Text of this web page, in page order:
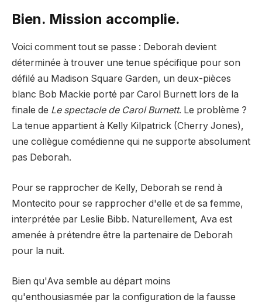
Bien. Mission accomplie.
Voici comment tout se passe : Deborah devient
déterminée à trouver une tenue spécifique pour son
défilé au Madison Square Garden, un deux-pièces
blanc Bob Mackie porté par Carol Burnett lors de la
finale de Le spectacle de Carol Burnett. Le problème ?
La tenue appartient à Kelly Kilpatrick (Cherry Jones),
une collègue comédienne qui ne supporte absolument
pas Deborah.
Pour se rapprocher de Kelly, Deborah se rend à
Montecito pour se rapprocher d'elle et de sa femme,
interprétée par Leslie Bibb. Naturellement, Ava est
amenée à prétendre être la partenaire de Deborah
pour la nuit.
Bien qu'Ava semble au départ moins
qu'enthousiasmée par la configuration de la fausse